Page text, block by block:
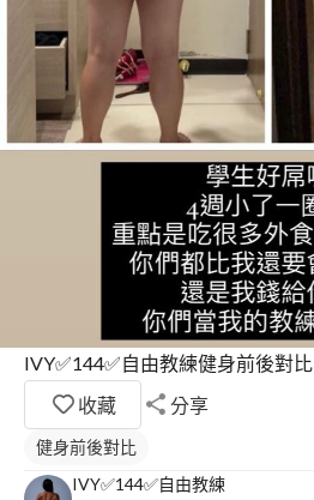
IVY✅144✅自由教練健身前後對比
收藏
分享
健身前後對比
IVY✅144✅自由教練